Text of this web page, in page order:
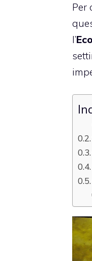
Per
l’